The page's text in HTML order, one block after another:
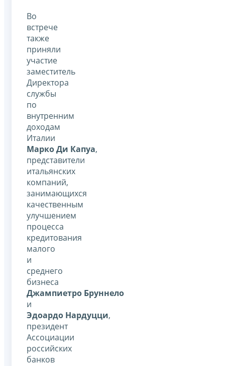
Во
встрече
также
приняли
участие
заместитель
Директора
службы
по
внутренним
доходам
Италии
Марко Ди Капуа,
представители
итальянских
компаний,
занимающихся
качественным
улучшением
процесса
кредитования
малого
и
среднего
бизнеса
Джампиетро Бруннело
и
Эдоардо Нардуцци,
президент
Ассоциации
российских
банков